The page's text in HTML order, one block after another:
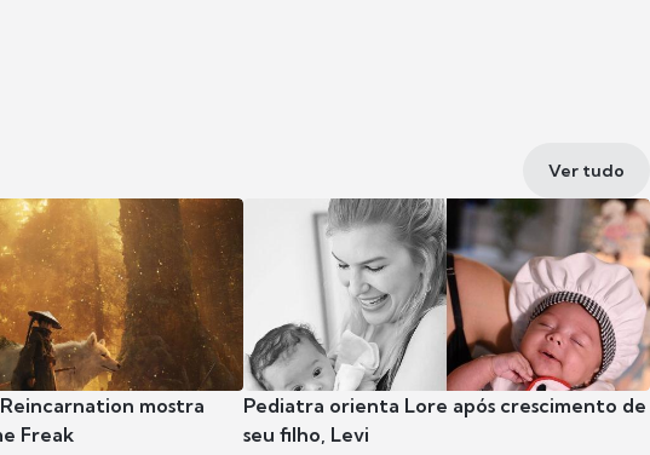
Ver tudo
mostra
Freak
Pediatra orienta Lore após crescimento de
seu filho, Levi